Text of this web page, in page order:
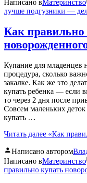
Написано вМатеринство
лучше подгузники —
Как правильно
Купание для младенцев
процедура, сколько
закалке. Как же это
купать ребенка — если
то через 2 дня после
Совсем маленьких
купать …
Читать далее «Как
Написано автором
Написано вМатеринство
правильно купать